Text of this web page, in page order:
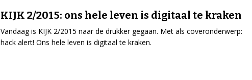
KIJK 2/2015: ons hele leven is digitaal te kraken
Vandaag is KIJK 2/2015 naar de drukker gegaan. Met als coveronderwerp:
hack alert! Ons hele leven is digitaal te kraken.